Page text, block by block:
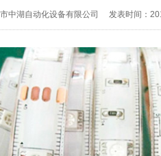
中湖自动化设备有限公司 发表时间：